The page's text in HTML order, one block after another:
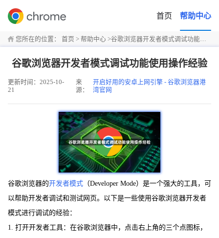
首页 帮助中心
您所在的位置： 首页 > 帮助中心 >谷歌浏览器开发者模式调试功能使用操作经验
谷歌浏览器开发者模式调试功能使用操作经验
更新时间：2025-10-
21
来
源：
开启好用的安卓上网引擎 - 谷歌浏览器港
湾官网
谷歌浏览器的开发者模式 （Developer Mode）是一个强大的工具，可
以帮助开发者调试和测试网页。以下是一些使用谷歌浏览器开发者
模式进行调试的经验：
1. 打开开发者工具：在谷歌浏览器中，点击右上角的三个点图标，